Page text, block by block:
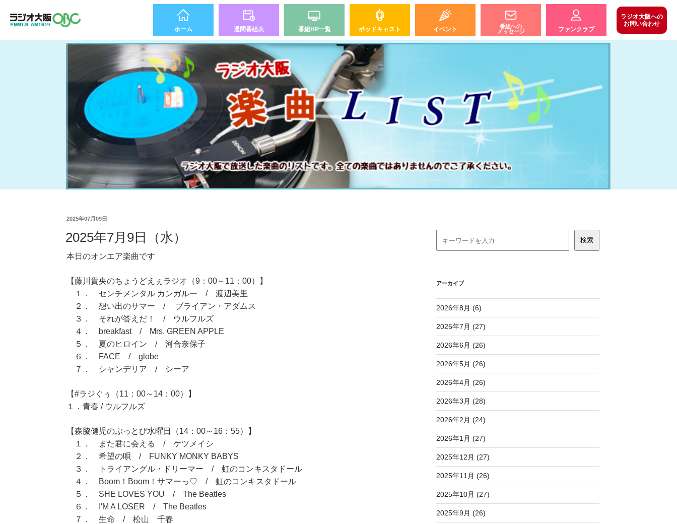
ホーム 週間番組表 番組HP一覧 ポッドキャスト イベント
番組への
メッセージ
ファンクラブ
ラジオ大阪への
お問い合わせ
2025年07月09日
2025年7月9日（水）
本日のオンエア楽曲です
【藤川貴央のちょうどえぇラジオ（9：00～11：00）】
１． センチメンタル カンガルー / 渡辺美里
２． 想い出のサマー / ブライアン・アダムス
３． それが答えだ！ / ウルフルズ
４． breakfast / Mrs. GREEN APPLE
５． 夏のヒロイン / 河合奈保子
６． FACE / globe
７． シャンデリア / シーア
【#ラジぐぅ（11：00～14：00）】
１．青春 / ウルフルズ
【森脇健児のぶっとび水曜日（14：00～16：55）】
１． また君に会える / ケツメイシ
２． 希望の唄 / FUNKY MONKY BABYS
３． トライアングル・ドリーマー / 虹のコンキスタドール
４． Boom！Boom！サマーっ♡ / 虹のコンキスタドール
５． SHE LOVES YOU / The Beatles
６． I'M A LOSER / The Beatles
７． 生命 / 松山 千春
アーカイブ
2026年8月 (6)
2026年7月 (27)
2026年6月 (26)
2026年5月 (26)
2026年4月 (26)
2026年3月 (28)
2026年2月 (24)
2026年1月 (27)
2025年12月 (27)
2025年11月 (26)
2025年10月 (27)
2025年9月 (26)